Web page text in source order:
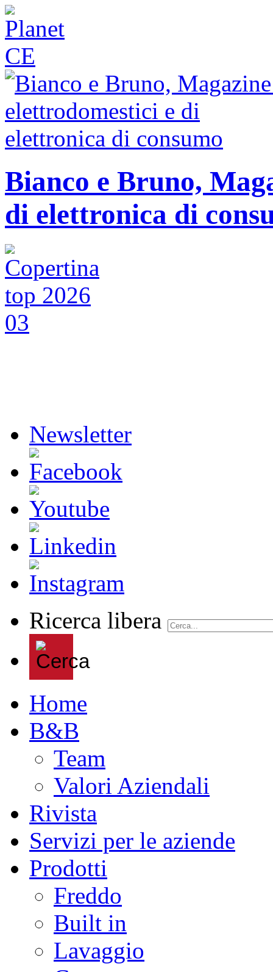
Bianco e Bruno,
di elettronica di
Newsletter
Ricerca libera
Home
B&B
Team
Valori Aziendali
Rivista
Servizi per le aziende
Prodotti
Freddo
Built in
Lavaggio